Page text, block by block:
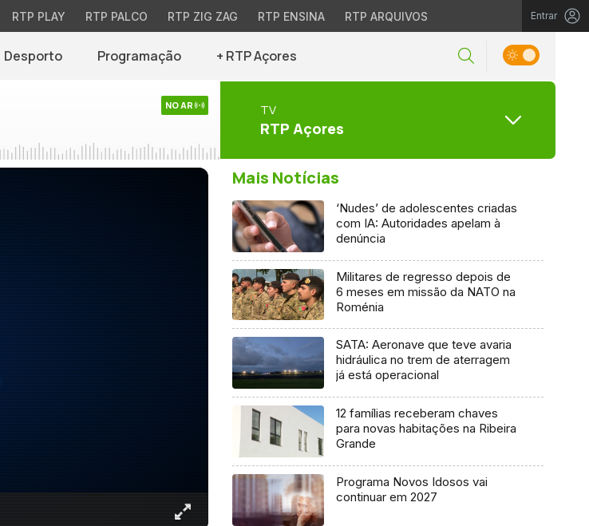
RTP PLAY RTP PALCO RTP ZIG ZAG RTP ENSINA RTP ARQUIVOS Entrar
Desporto Programação + RTP Açores
NO AR TV
RTP Açores
Mais Notícias
‘Nudes’ de adolescentes criadas
com IA: Autoridades apelam à
denúncia
Militares de regresso depois de
6 meses em missão da NATO na
Roménia
SATA: Aeronave que teve avaria
hidráulica no trem de aterragem
já está operacional
12 famílias receberam chaves
para novas habitações na Ribeira
Grande
Programa Novos Idosos vai
continuar em 2027